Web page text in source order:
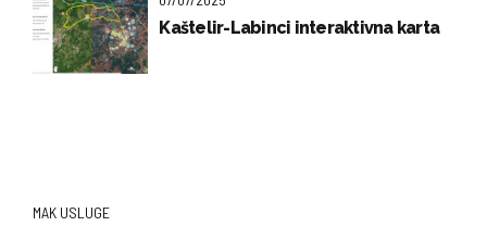
Kaštelir-Labinci interaktivna karta
MAK USLUGE